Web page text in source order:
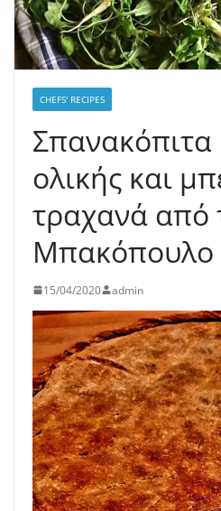
CHEFS' RECIPES
Σπανακόπιτα
ολικής και
τραχανά από
Μπακόπουλο
15/04/2020 admin